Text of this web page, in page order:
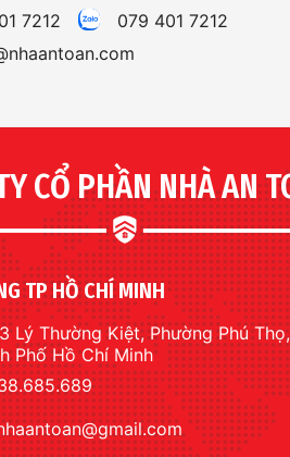
7212
079 401 7212
CỔ PHẦN NHÀ AN
TP HỒ CHÍ MINH
Lý Thường Kiệt, Phường Phú Thọ,
Phố Hồ Chí Minh